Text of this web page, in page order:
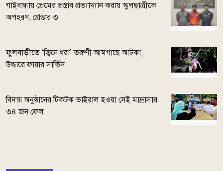
গাইবান্ধায় প্রেমের প্রস্তাব প্রত্যাখ্যান করায় স্কুলছাত্রীকে
অপহরণ, গ্রেপ্তার ৩
ফুলবাড়ীতে ‘জ্বিনে ধরা’ তরুণী আমগাছে আটকা,
উদ্ধারে ফায়ার সার্ভিস
বিদায় অনুষ্ঠানের টিকটক ভাইরাল হওয়া সেই মাদ্রাসার
৩৪ জন ফেল